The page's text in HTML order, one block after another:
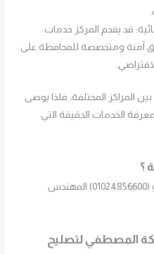
قد يقدم المركز خدمات
آمنة ومتخصصة للمحافظة على
المراكز المختلفة، فلذا يوصى
الخدمات الدقيقة التي
؟
الرقم الاساسي لشركة المصطفي هو (01024856600) المهندس
المصطفي لتصليح